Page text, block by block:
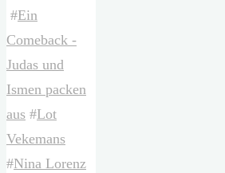
#Ein
Comeback -
Judas und
Ismen packen
aus #Lot
Vekemans
#Nina Lorenz